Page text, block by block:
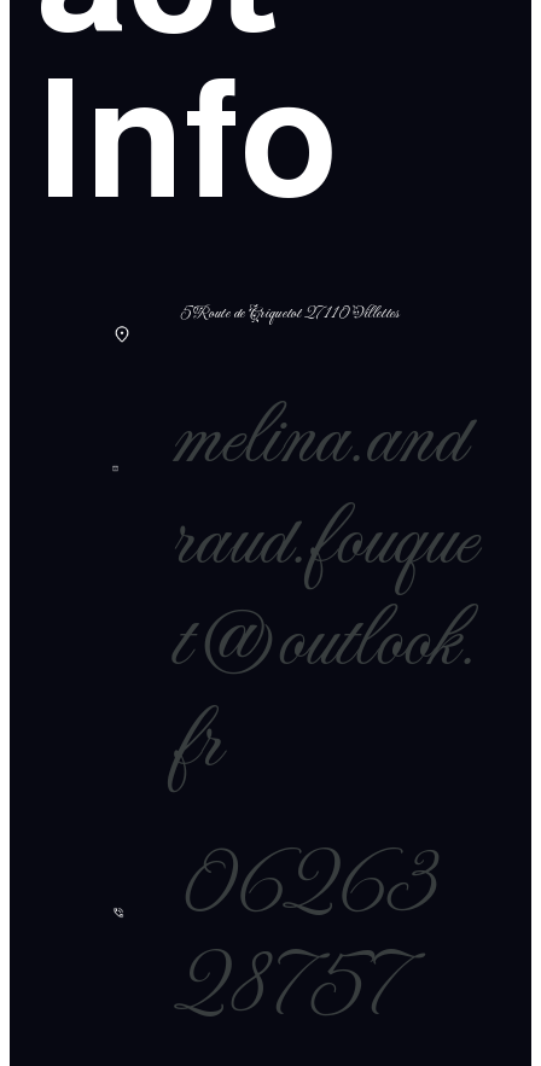
Info
5 Route de Criquetot 27110 Villettes
melina.and
raud.fouque
t@outlook.
fr
06263
28757